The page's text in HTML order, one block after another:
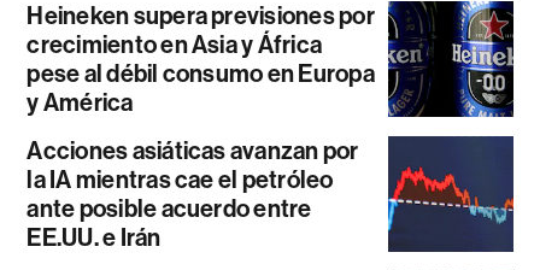
Heineken supera previsiones por
crecimiento en Asia y África
pese al débil consumo en Europa
y América
Acciones asiáticas avanzan por
la IA mientras cae el petróleo
ante posible acuerdo entre
EE.UU. e Irán